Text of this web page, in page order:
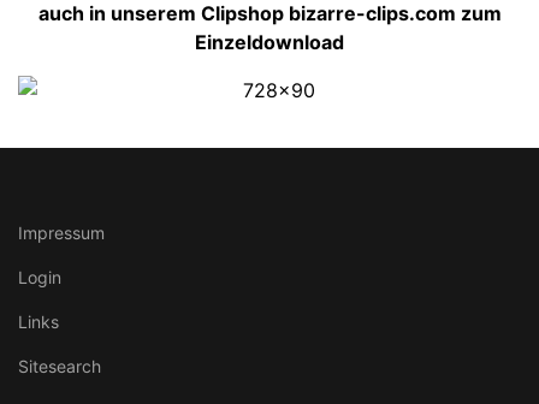
auch in unserem Clipshop bizarre-clips.com zum
Einzeldownload
Impressum
Login
Links
Sitesearch